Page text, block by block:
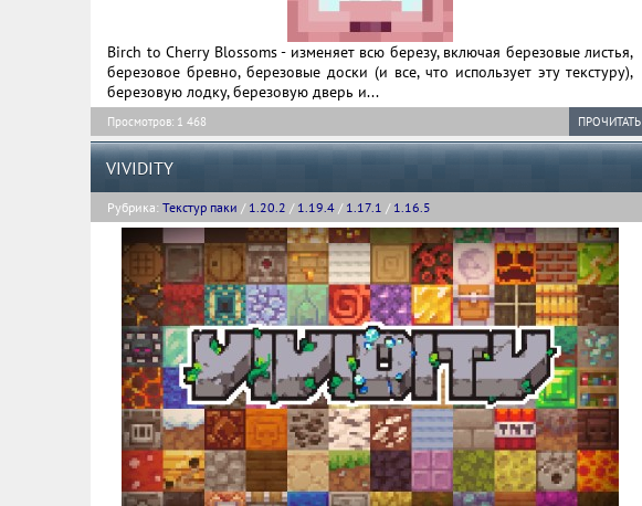
Birch to Cherry Blossoms - изменяет всю березу, включая березовые листья,
березовое бревно, березовые доски (и все, что использует эту текстуру),
березовую лодку, березовую дверь и...
ПРОЧИТАТЬ
Просмотров: 1 468
VIVIDITY
Рубрика: Текстур паки / 1.20.2 / 1.19.4 / 1.17.1 / 1.16.5